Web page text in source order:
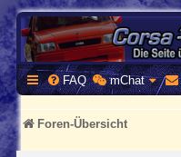
CORSA-
Homepage und Forum rund
FAQ mChat
Foren-Übersicht